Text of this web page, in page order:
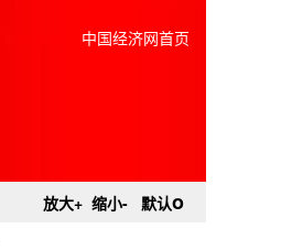
中国经济网首页
放大+ 缩小- 默认o